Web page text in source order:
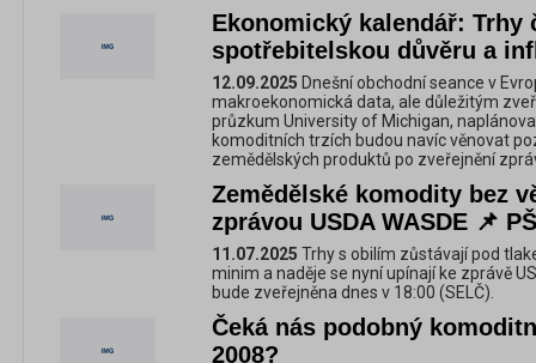
Ekonomický kalendář: Trhy
spotřebitelskou důvěru a
12.09.2025 Dnešní obchodní seance v
makroekonomická data, ale důležitým
průzkum University of Michigan,
komoditních trzích budou navíc věnovat
zemědělských produktů po zveřejnění
Zemědělské komodity bez
zprávou USDA WASDE 📌
11.07.2025 Trhy s obilím zůstávají pod
minim a naděje se nyní upínají ke zprávě
bude zveřejněna dnes v 18:00 (SELČ).
Čeká nás podobný
2008?